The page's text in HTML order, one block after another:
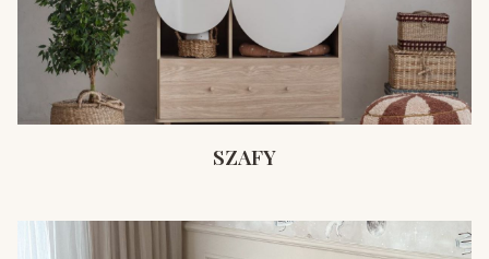
SZAFY